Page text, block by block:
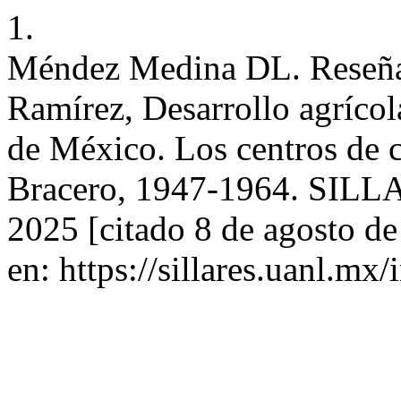
1.
Méndez Medina DL.
Ramírez, Desarrollo
de México. Los centros de
Bracero, 1947-1964.
2025 [citado 8 de agosto
en: https://